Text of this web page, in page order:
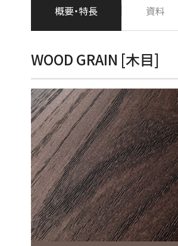
概要・特長 資料
WOOD GRAIN [木目]